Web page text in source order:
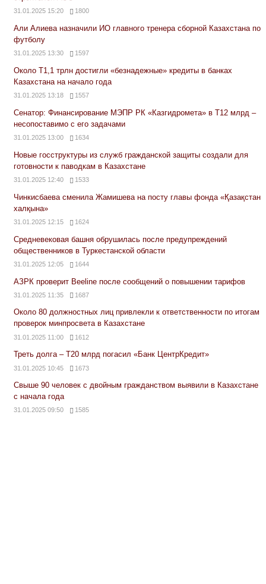
31.01.2025 15:20 1800
Али Алиева назначили ИО главного тренера сборной Казахстана по
футболу
31.01.2025 13:30 1597
Около Т1,1 трлн достигли «безнадежные» кредиты в банках
Казахстана на начало года
31.01.2025 13:18 1557
Сенатор: Финансирование МЭПР РК «Казгидромета» в Т12 млрд –
несопоставимо с его задачами
31.01.2025 13:00 1634
Новые госструктуры из служб гражданской защиты создали для
готовности к паводкам в Казахстане
31.01.2025 12:40 1533
Чинкисбаева сменила Жамишева на посту главы фонда «Қазақстан
халқына»
31.01.2025 12:15 1624
Средневековая башня обрушилась после предупреждений
общественников в Туркестанской области
31.01.2025 12:05 1644
АЗРК проверит Beeline после сообщений о повышении тарифов
31.01.2025 11:35 1687
Около 80 должностных лиц привлекли к ответственности по итогам
проверок минпросвета в Казахстане
31.01.2025 11:00 1612
Треть долга – Т20 млрд погасил «Банк ЦентрКредит»
31.01.2025 10:45 1673
Свыше 90 человек с двойным гражданством выявили в Казахстане
с начала года
31.01.2025 09:50 1585